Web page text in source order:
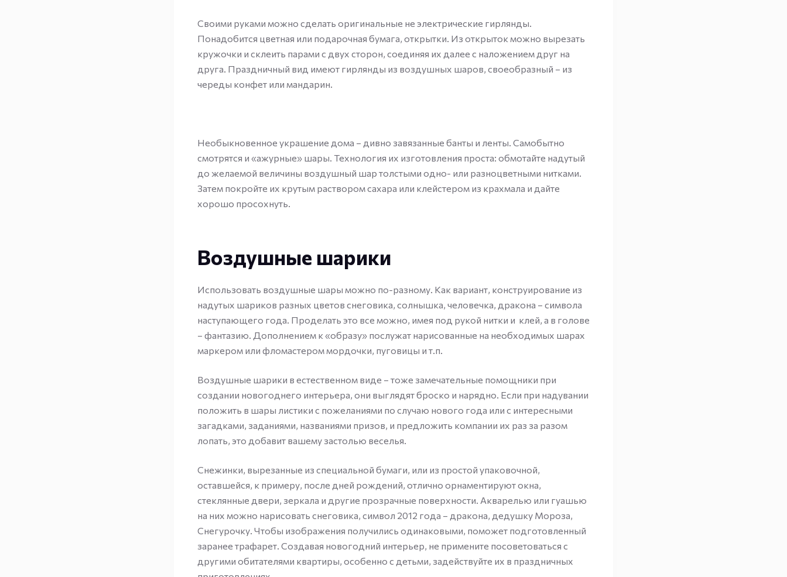
Своими руками можно сделать оригинальные не электрические гирлянды.
Понадобится цветная или подарочная бумага, открытки. Из открыток можно вырезать
кружочки и склеить парами с двух сторон, соединяя их далее с наложением друг на
друга. Праздничный вид имеют гирлянды из воздушных шаров, своеобразный – из
череды конфет или мандарин.
Необыкновенное украшение дома – дивно завязанные банты и ленты. Самобытно
смотрятся и «ажурные» шары. Технология их изготовления проста: обмотайте надутый
до желаемой величины воздушный шар толстыми одно- или разноцветными нитками.
Затем покройте их крутым раствором сахара или клейстером из крахмала и дайте
хорошо просохнуть.
Воздушные шарики
Использовать воздушные шары можно по-разному. Как вариант, конструирование из
надутых шариков разных цветов снеговика, солнышка, человечка, дракона – символа
наступающего года. Проделать это все можно, имея под рукой нитки и клей, а в голове
– фантазию. Дополнением к «образу» послужат нарисованные на необходимых шарах
маркером или фломастером мордочки, пуговицы и т.п.
Воздушные шарики в естественном виде – тоже замечательные помощники при
создании новогоднего интерьера, они выглядят броско и нарядно. Если при надувании
положить в шары листики с пожеланиями по случаю нового года или с интересными
загадками, заданиями, названиями призов, и предложить компании их раз за разом
лопать, это добавит вашему застолью веселья.
Снежинки, вырезанные из специальной бумаги, или из простой упаковочной,
оставшейся, к примеру, после дней рождений, отлично орнаментируют окна,
стеклянные двери, зеркала и другие прозрачные поверхности. Акварелью или гуашью
на них можно нарисовать снеговика, символ 2012 года – дракона, дедушку Мороза,
Снегурочку. Чтобы изображения получились одинаковыми, поможет подготовленный
заранее трафарет. Создавая новогодний интерьер, не примените посоветоваться с
другими обитателями квартиры, особенно с детьми, задействуйте их в праздничных